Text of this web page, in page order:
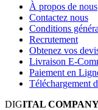
À propos de nous
Contactez nous
Conditions
Recrutement
Obtenez vos
Livraison E-
Paiement en
Téléchargement
DIGITAL